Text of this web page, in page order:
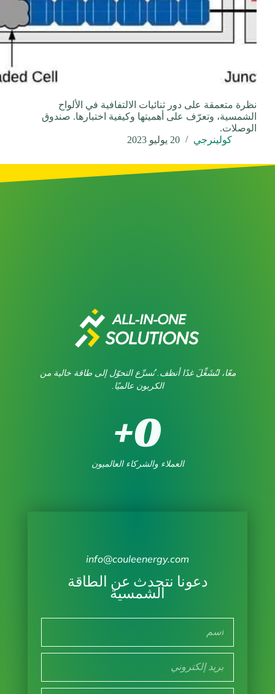
نظرة متعمقة على دور ثنائيات الالتفافية في الألواح
الشمسية، وتعرّف على أهميتها وكيفية اختبارها. صندوق
الوصلات.
كولينرجي
20 يوليو 2023
معًا، لنُشَغِّلَ غدًا أنظف. نُسرِّع التحوّل إلى طاقة خالية من
الكربون عالميًا.
العملاء والشركاء العالميون
0
+
info@couleenergy.com
دعونا نتحدث عن الطاقة
الشمسية